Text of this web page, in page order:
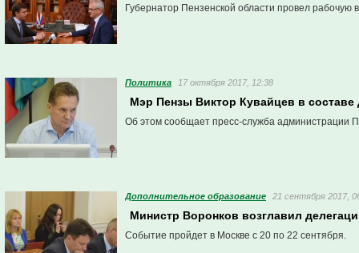
Губернатор Пензенской области провел рабочую
Политика 17 октября 2017, 12:38
Мэр Пензы Виктор Кувайцев в
Об этом сообщает пресс-служба администрации
Дополнительное образование 21 сентября 2017,
Министр Воронков возглавил
Событие пройдет в Москве с 20 по 22 сентября.